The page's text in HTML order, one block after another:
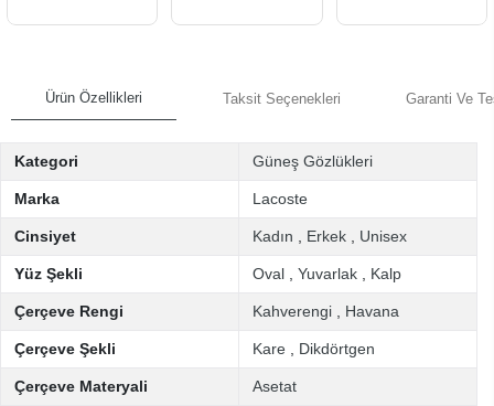
Ürün Özellikleri Taksit Seçenekleri Garanti Ve
Kategori Güneş Gözlükleri
Marka Lacoste
Cinsiyet Kadın Erkek Unisex
Yüz Şekli Oval Yuvarlak Kalp
Çerçeve Rengi Kahverengi Havana
Çerçeve Şekli Kare Dikdörtgen
Çerçeve Materyali Asetat